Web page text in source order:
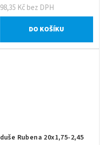
98,35 Kč bez DPH
DO KOŠÍKU
duše Rubena 20x1,75-2,45